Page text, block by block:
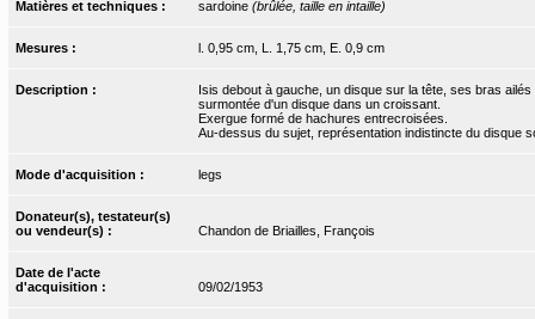
Matières et techniques : sardoine (brûlée, taille en intaille)
Mesures : l. 0,95 cm, L. 1,75 cm, E. 0,9 cm
Description :
Isis debout à gauche, un disque sur la tête, ses bras
surmontée d'un disque dans un croissant.
Exergue formé de hachures entrecroisées.
Au-dessus du sujet, représentation indistincte du disque
Mode d'acquisition : legs
Donateur(s), testateur(s)
ou vendeur(s) :
Chandon de Briailles, François
Date de l'acte
d'acquisition :
09/02/1953